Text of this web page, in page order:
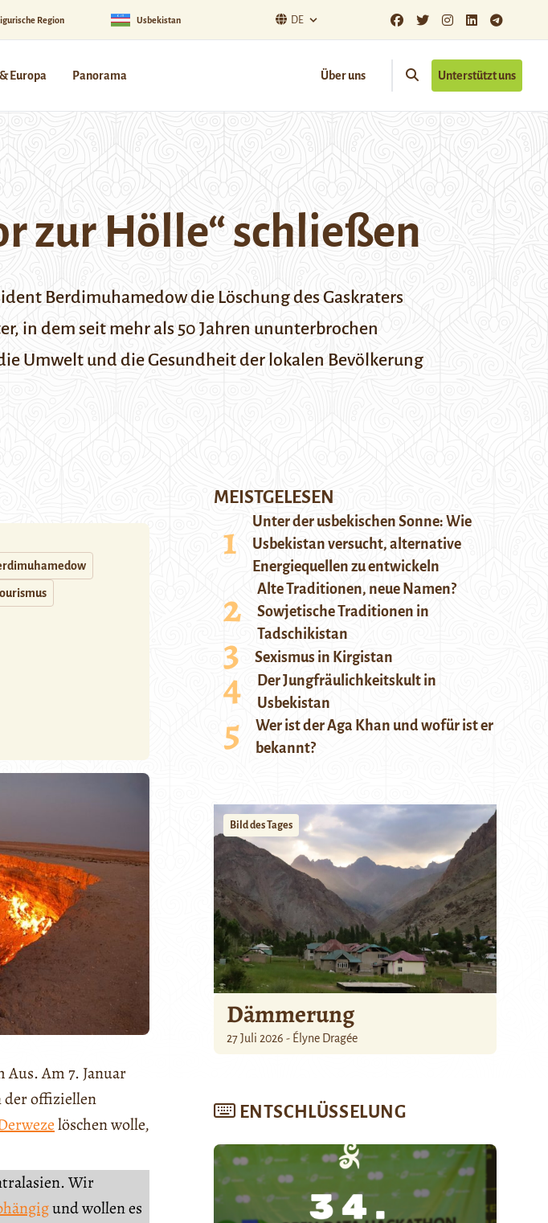
Region Usbekistan DE
Europa Panorama Über uns Unterstützt uns
zur Hölle“ schließen
Berdimuhamedow die Löschung des Gaskraters
in dem seit mehr als 50 Jahren ununterbrochen
Umwelt und die Gesundheit der lokalen Bevölkerung
Am 7. Januar
der offiziellen
löschen wolle,
Wir
und wollen es
MEISTGELESEN
Unter der usbekischen Sonne: Wie
Usbekistan versucht, alternative
Energiequellen zu entwickeln
Alte Traditionen, neue Namen?
Sowjetische Traditionen in
Tadschikistan
Sexismus in Kirgistan
Der Jungfräulichkeitskult in
Usbekistan
Wer ist der Aga Khan und wofür ist er
bekannt?
Bild des Tages
Dämmerung
27 Juli 2026 - Élyne Dragée
ENTSCHLÜSSELUNG